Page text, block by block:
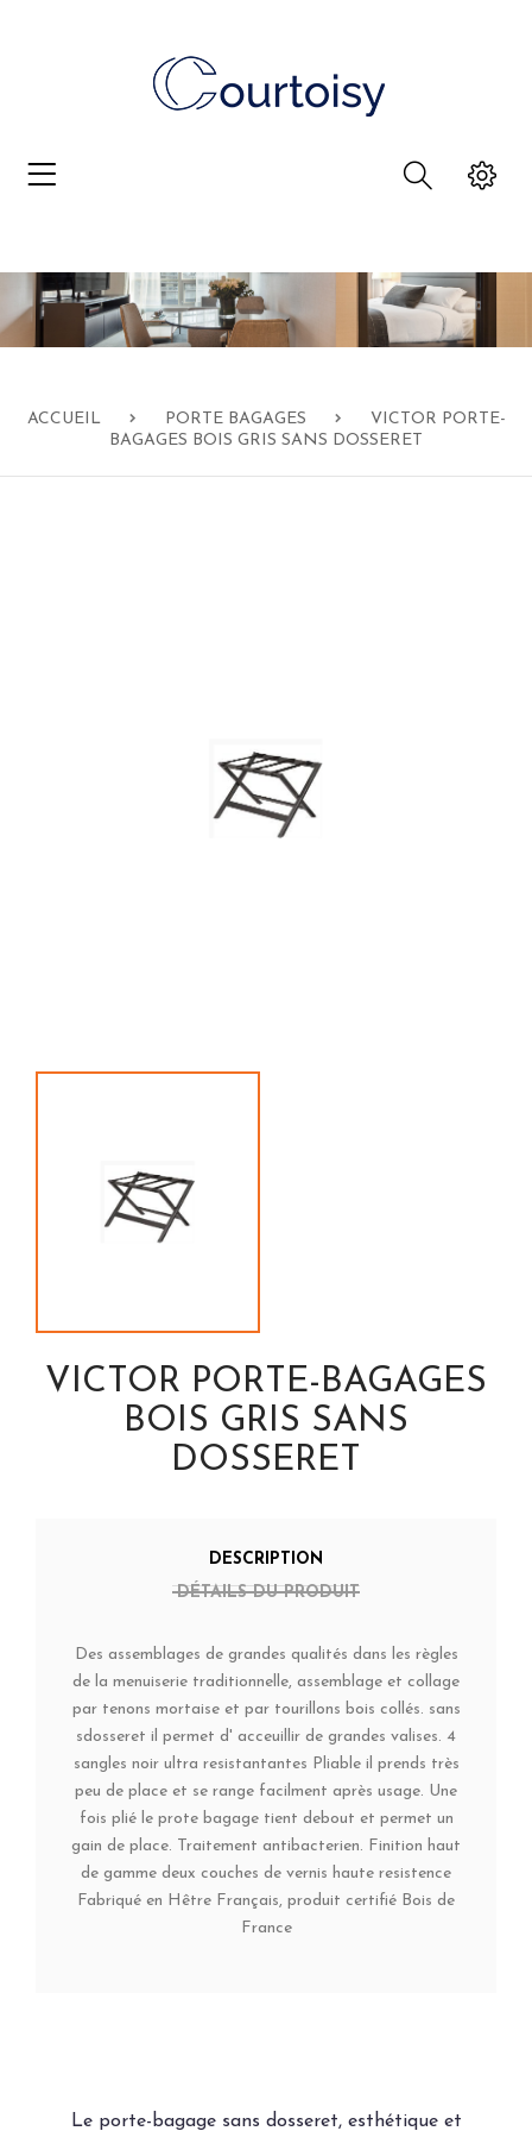
ACCUEIL PORTE BAGAGES
VICTOR PORTE-
BAGAGES BOIS GRIS SANS DOSSERET
VICTOR PORTE-BAGAGES
BOIS GRIS SANS
DOSSERET
DESCRIPTION
DÉTAILS DU PRODUIT
Des assemblages de grandes qualités dans les règles
de la menuiserie traditionnelle, assemblage et collage
par tenons mortaise et par tourillons bois collés. sans
sdosseret il permet d' acceuillir de grandes valises. 4
sangles noir ultra resistantantes Pliable il prends très
peu de place et se range facilment après usage. Une
fois plié le prote bagage tient debout et permet un
gain de place. Traitement antibacterien. Finition haut
de gamme deux couches de vernis haute resistence
Fabriqué en Hêtre Français, produit certifié Bois de
France
Le porte-bagage sans dosseret, esthétique et